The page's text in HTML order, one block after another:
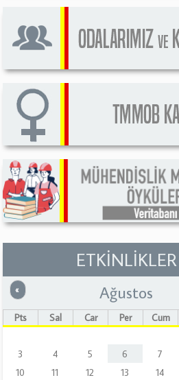
ETKİNLİKLER
« Önceki Ağustos
Pts Sal Çar Per Cum
3
4 5 6 7
10
11 12 13 14